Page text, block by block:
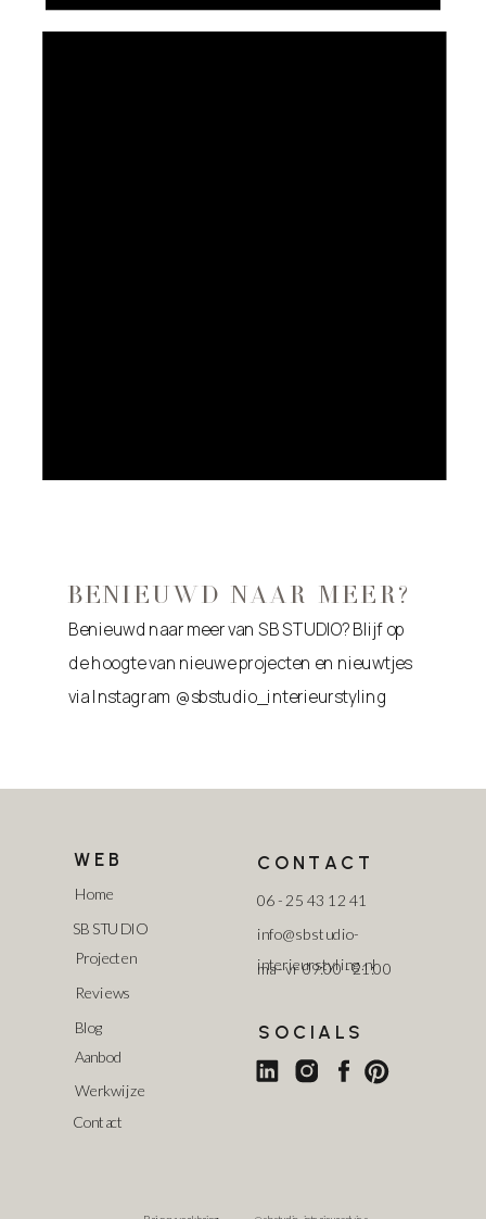
BENIEUWD NAAR MEER?
Benieuwd naar meer van SB STUDIO? Blijf op
de hoogte van nieuwe projecten en nieuwtjes
via Instagram @sbstudio_interieurstyling
Contact
CONTACT
SB STUDIO
Projecten
info@sbstudio-
interieurstyling.nl
Aanbod
Werkwijze
Reviews
Home
WEB
SOCIALS
Blog
06 - 25 43 12 41
ma - vr 09:00 - 21:00